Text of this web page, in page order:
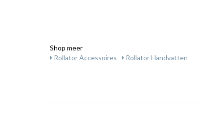
Shop meer
Rollator Accessoires
Rollator Handvatten